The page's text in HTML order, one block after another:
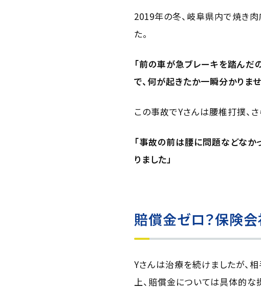
2019年の冬、岐阜県内で焼き肉
た。
「前の車が急ブレーキを踏んだ
で、何が起きたか一瞬分かりませ
この事故でYさんは腰椎打撲、
「事故の前は腰に問題などなか
りました」
賠償金ゼロ？保険
Yさんは治療を続けましたが、
上、賠償金については具体的な